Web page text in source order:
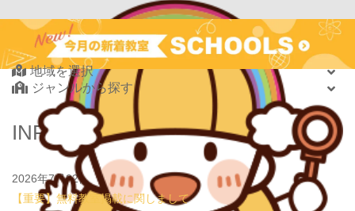
学習塾PLAN B. 鶴見校
2026.08.08
new! 【着地まで全集中】
JPCスポーツ教室 山形店
2026.08.01
new! 8月末開催【東京三鷹】光る衣装づくり＆ゾンビダン
スでハロウィンを楽しもう👻
表現教室そうぞう
2026.08.01 new! 【鶴見の受験生必見】偏差値38から早稲田・慶應に
大逆転合格！あえて「捨てた」3つの常識
学習塾PLAN B. 鶴見校
2026.08.01
心を育てる時間は今！1歳2歳
いのまた音楽教室
2026.07.29 new!
【第24回ファミリードーム杯小学生軟式野球大会】
JPCスポーツ教室 山形店
Find Your School
地域を選択
北海道・東北
北海道
岩手県
宮城県
ジャンルから探す
INFORMATION
2026年7月22日
【重要】無料教室掲載に関しまして